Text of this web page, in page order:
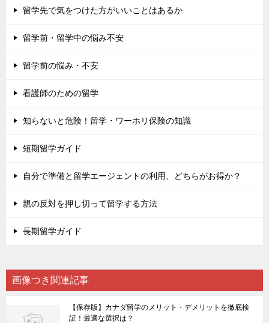
留学先で気をつけた方がいいことはあるか
留学前・留学中の悩み不安
留学前の悩み・不安
看護師のための留学
知らないと危険！留学・ワーホリ保険の知識
短期留学ガイド
自分で準備と留学エージェントの利用、どちらがお得か？
親の反対を押し切って留学する方法
長期留学ガイド
画像つき関連記事
【保存版】カナダ留学のメリット・デメリットを徹底検
証！最適な選択は？